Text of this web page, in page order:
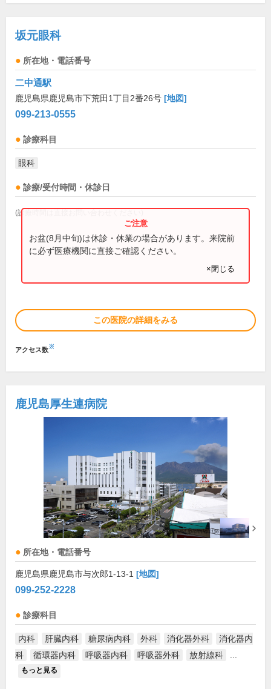
坂元眼科
所在地・電話番号
二中通駅
鹿児島県鹿児島市下荒田1丁目2番26号 [地図]
099-213-0555
診療科目
眼科
診療/受付時間・休診日
(診療時間は直接お問い合わせください)
お盆(8月中旬)は休診・休業の場合があります。来院前
に必ず医療機関に直接ご確認ください。
×閉じる
この医院の詳細をみる
アクセス数※
鹿児島厚生連病院
所在地・電話番号
鹿児島県鹿児島市与次郎1-13-1 [地図]
099-252-2228
診療科目
内科 肝臓内科 糖尿病内科 外科 消化器外科
消化器内
科
循環器内科 呼吸器内科 呼吸器外科 放射線科
もっと見る